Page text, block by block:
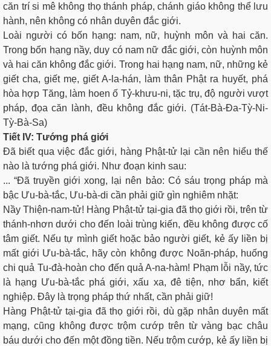
căn trí si mê không thọ thánh pháp, chánh giáo không thể lưu
hành, nên không có nhân duyên đắc giới.
Loài người có bốn hạng: nam, nữ, huỳnh môn và hai căn.
Trong bốn hạng nầy, duy có nam nữ đắc giới, còn huỳnh môn
và hai căn không đắc giới. Trong hai hạng nam, nữ, những kẻ
giết cha, giết mẹ, giết A-la-hán, làm thân Phật ra huyết, phá
hòa hợp Tăng, làm hoen ố Tỷ-khưu-ni, tặc trụ, độ người vượt
pháp, đọa căn lành, đều không đắc giới. (Tát-Bà-Ða-Tỳ-Ni-
Tỳ-Bà-Sa)
Tiết IV: Tướng phá giới
Ðã biết qua việc đắc giới, hàng Phật-tử lại cần nên hiểu thế
nào là tướng phá giới. Như đoạn kinh sau:
... “Ðã truyền giới xong, lại nên bảo: Có sáu trọng pháp mà
bậc Ưu-bà-tắc, Ưu-bà-di cần phải giữ gìn nghiêm nhặt:
Nầy Thiện-nam-tử! Hàng Phật-tử tại-gia đã thọ giới rồi, trên từ
thánh-nhơn dưới cho đến loài trùng kiến, đều không được cố
tâm giết. Nếu tự mình giết hoặc bảo người giết, kẻ ấy liền bị
mất giới Ưu-bà-tắc, hãy còn không được Noãn-pháp, huống
chi quả Tu-đà-hoàn cho đến quả A-na-hàm! Phạm lỗi nầy, tức
là hạng Ưu-bà-tắc phá giới, xấu xa, đê tiện, nhơ bẩn, kiết
nghiệp. Ðây là trọng pháp thứ nhất, cần phải giữ!
Hàng Phật-tử tại-gia đã thọ giới rồi, dù gặp nhân duyên mất
mạng, cũng không được trộm cướp trên từ vàng bạc châu
báu dưới cho đến một đồng tiền. Nếu trộm cướp, kẻ ấy liền bị